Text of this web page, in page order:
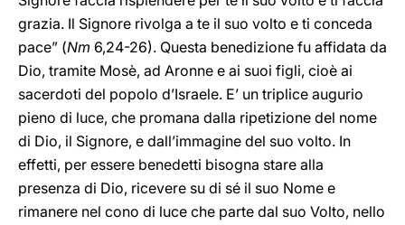
grazia. Il Signore rivolga a te il suo volto e ti conceda
pace” (Nm 6,24-26). Questa benedizione fu affidata da
Dio, tramite Mosè, ad Aronne e ai suoi figli, cioè ai
sacerdoti del popolo d’Israele. E’ un triplice augurio
pieno di luce, che promana dalla ripetizione del nome
di Dio, il Signore, e dall’immagine del suo volto. In
effetti, per essere benedetti bisogna stare alla
presenza di Dio, ricevere su di sé il suo Nome e
rimanere nel cono di luce che parte dal suo Volto, nello